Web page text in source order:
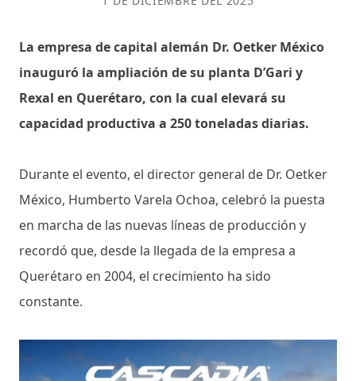
La empresa de capital alemán Dr. Oetker México
inauguró la ampliación de su planta D’Gari y
Rexal en Querétaro, con la cual elevará su
capacidad productiva a 250 toneladas diarias.
Durante el evento, el director general de Dr. Oetker
México, Humberto Varela Ochoa, celebró la puesta
en marcha de las nuevas líneas de producción y
recordó que, desde la llegada de la empresa a
Querétaro en 2004, el crecimiento ha sido
constante.